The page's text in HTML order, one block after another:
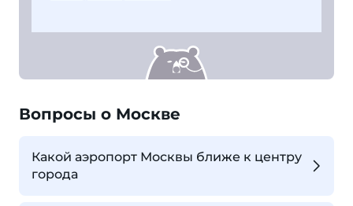
Вопросы о Москве
Какой аэропорт Москвы ближе к центру
города